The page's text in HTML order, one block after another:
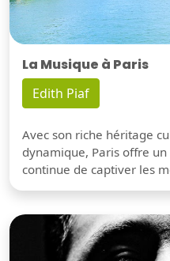
La Musique à Paris
Edith Piaf
Avec son riche héritage
dynamique, Paris offre
continue de captiver les